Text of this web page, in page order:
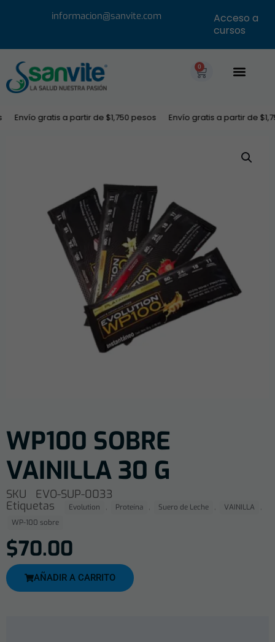
informacion@sanvite.com
Acceso a
cursos
0
Envío gratis a partir de $1,750 pesos Envío gratis a partir de
WP100 SOBRE
VAINILLA 30 G
SKU EVO-SUP-0033
Etiquetas Evolution , Proteína , Suero de Leche , VAINILLA ,
WP-100 sobre
$70.00
AÑADIR A CARRITO